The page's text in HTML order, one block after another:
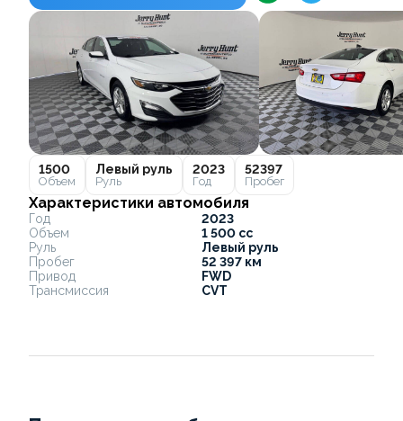
1500
Объем
Левый руль
Руль
2023
Год
52397
Пробег
Характеристики автомобиля
Год
2023
Объем
1 500 cc
Руль
Левый руль
Пробег
52 397 км
Привод
FWD
Трансмиссия
CVT